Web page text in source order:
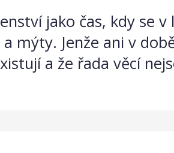
jako čas, kdy se v
mýty. Jenže ani v
a že řada věcí